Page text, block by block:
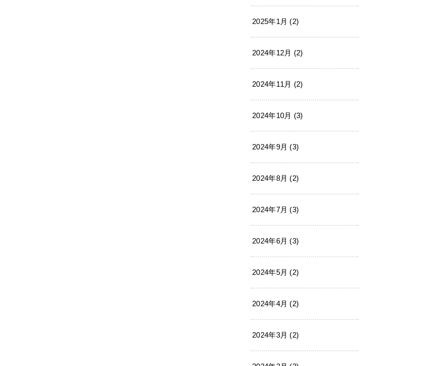
2025年1月 (2)
2024年12月 (2)
2024年11月 (2)
2024年10月 (3)
2024年9月 (3)
2024年8月 (2)
2024年7月 (3)
2024年6月 (3)
2024年5月 (2)
2024年4月 (2)
2024年3月 (2)